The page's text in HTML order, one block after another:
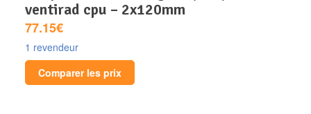
ventirad cpu – 2x120mm
77.15€
1 revendeur
Comparer les prix